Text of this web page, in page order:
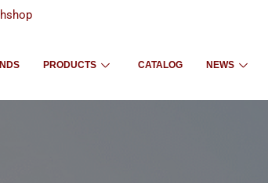
PRODUCTS CATALOG NEWS